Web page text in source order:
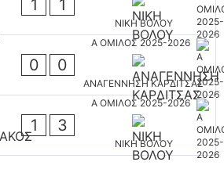
1 1
ΝΙΚΗ ΒΟΛΟΥ
Α ΟΜΙΛΟΣ 2025-2026
0 0
ΑΝΑΓΕΝΝΗΣΗ ΚΑΡΔΙΤΣΑΣ
Α ΟΜΙΛΟΣ 2025-2026
1 3
ΝΙΚΗ ΒΟΛΟΥ